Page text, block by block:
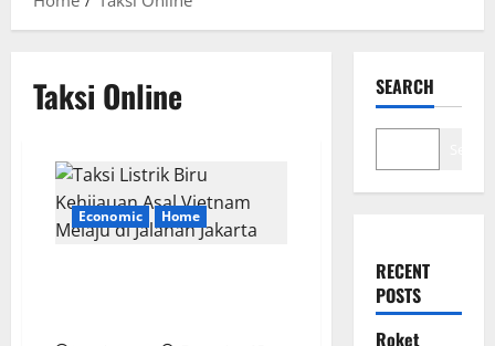
Taksi Online
Economic Home
SEARCH
RECENT
POSTS
Roket